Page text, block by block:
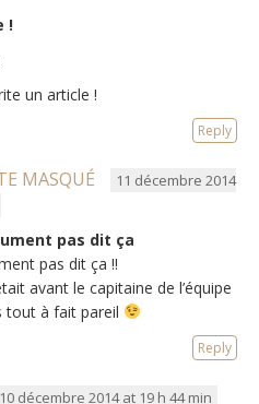
!
un article !
Reply
MASQUÉ
11 décembre 2014
pas dit ça
pas dit ça !!
avant le capitaine de l’équipe
tout à fait pareil
Reply
10 décembre 2014 at 19 h 44 min